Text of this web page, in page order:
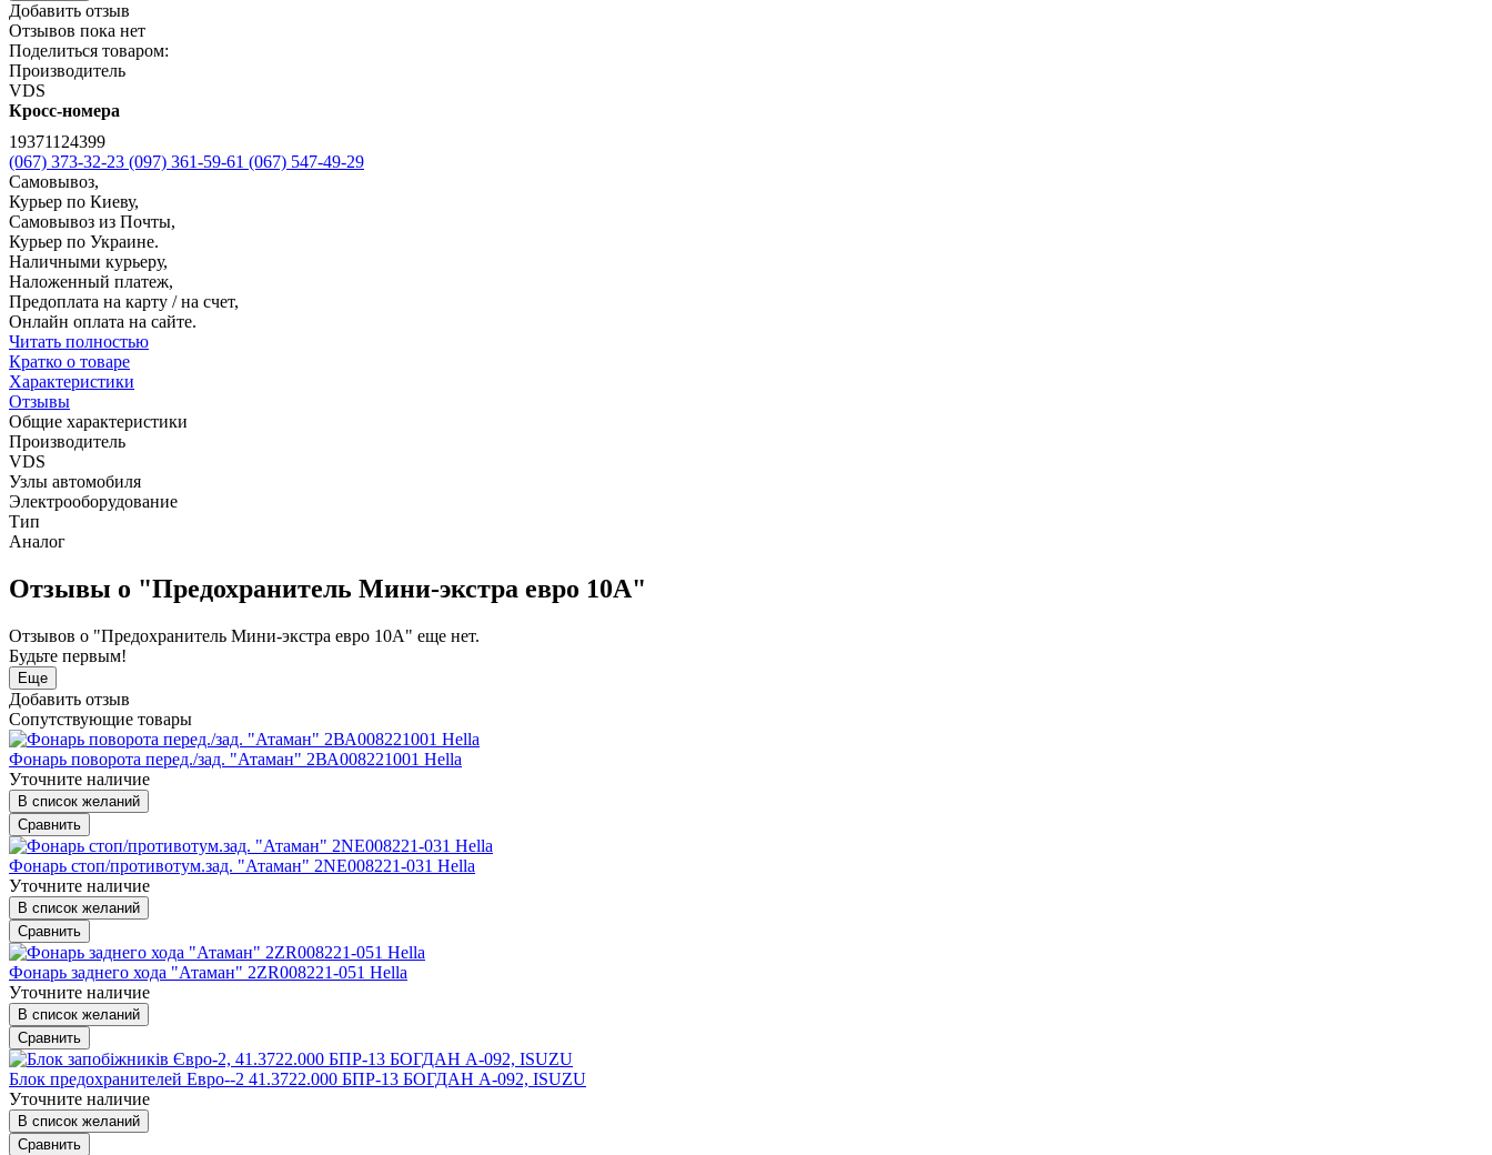
Добавить отзыв
Отзывов пока нет
Поделиться товаром:
Производитель
VDS
Кросс-номера
19371124399
(067) 373-32-23 (097) 361-59-61 (067) 547-49-29
Самовывоз,
Курьер по Киеву,
Самовывоз из Почты,
Курьер по Украине.
Наличными курьеру,
Наложенный платеж,
Предоплата на карту / на счет,
Онлайн оплата на сайте.
Читать полностью
Кратко о товаре
Характеристики
Отзывы
Общие характеристики
Производитель
VDS
Узлы автомобиля
Электрооборудование
Тип
Аналог
Отзывы о "Предохранитель Мини-экстра евро 10А"
Отзывов о "Предохранитель Мини-экстра евро 10А" еще нет.
Будьте первым!
Еще
Добавить отзыв
Сопутствующие товары
Фонарь поворота перед./зад. "Атаман" 2ВА008221001 Hella
Уточните наличие
В список желаний
Сравнить
Фонарь стоп/противотум.зад. "Атаман" 2NE008221-031 Hella
Уточните наличие
В список желаний
Сравнить
Фонарь заднего хода "Атаман" 2ZR008221-051 Hella
Уточните наличие
В список желаний
Сравнить
Блок предохранителей Евро--2 41.3722.000 БПР-13 БОГДАН А-092, ISUZU
Уточните наличие
В список желаний
Сравнить